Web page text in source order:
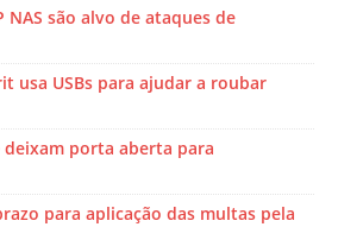
NAS são alvo de ataques de
usa USBs para ajudar a roubar
deixam porta aberta para
para aplicação das multas pela